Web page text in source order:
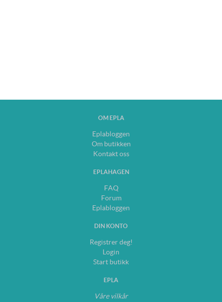
OM EPLA
Eplabloggen
Om butikken
Kontakt oss
EPLAHAGEN
FAQ
Forum
Eplabloggen
DIN KONTO
Registrer deg!
Login
Start butikk
EPLA
Våre vilkår